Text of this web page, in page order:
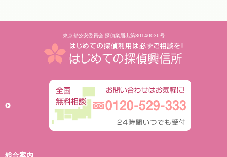
東京都公安委員会 探偵業届出第30140036号
総合案内